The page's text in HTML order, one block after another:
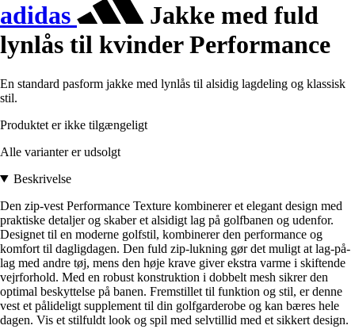
adidas
Jakke med fuld
lynlås til kvinder Performance
En standard pasform jakke med lynlås til alsidig lagdeling og klassisk
stil.
Produktet er ikke tilgængeligt
Alle varianter er udsolgt
Beskrivelse
Den zip-vest Performance Texture kombinerer et elegant design med
praktiske detaljer og skaber et alsidigt lag på golfbanen og udenfor.
Designet til en moderne golfstil, kombinerer den performance og
komfort til dagligdagen. Den fuld zip-lukning gør det muligt at lag-på-
lag med andre tøj, mens den høje krave giver ekstra varme i skiftende
vejrforhold. Med en robust konstruktion i dobbelt mesh sikrer den
optimal beskyttelse på banen. Fremstillet til funktion og stil, er denne
vest et pålideligt supplement til din golfgarderobe og kan bæres hele
dagen. Vis et stilfuldt look og spil med selvtillid med et sikkert design.